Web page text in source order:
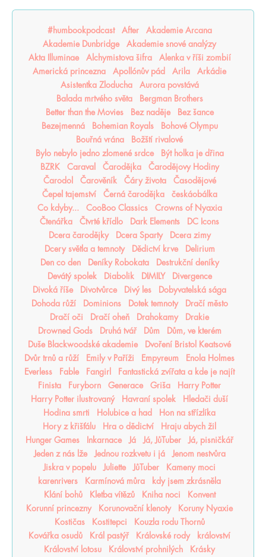
#humbookpodcast After
Akademie Arcana
Akademie Dunbridge
Akademie snové analýzy
Akta Illuminae
Alchymistova šifra
Alenka v říši zombií
Americká princezna
Apollónův pád Arila
Arkádie
Asistentka Zloducha
Aurora povstává
Balada mrtvého světa
Bergman Brothers
Better than the Movies
Bez naděje
Bez šance
Bezejmenná
Bohemian Royals
Bohové Olympu
Bouřná vrána
Božští rivalové
Bylo nebylo jedno zlomené srdce
Být holka je dřina
BZRK
Caraval Čarodějka
Čarodějovy Hodiny
Čarodol
Čarověník Čáry života
Časodějové
Čepel tajemství
Černá čarodějka
českáobálka
Co kdyby...
CooBoo Classics
Crowns of Nyaxia
Čtenářka
Čtvrté křídlo Dark Elements
DC Icons
Dcera čarodějky
Dcera Sparty
Dcera zimy
Dcery světla a temnoty
Dědictví krve
Delirium
Den co den
Deníky Robokata
Destrukční deníky
Devátý spolek
Diabolik DIMILY
Divergence
Divoká říše
Divotvůrce Divý les
Dobyvatelská sága
Dohoda růží
Dominions Dotek temnoty
Dračí město
Dračí oči
Dračí oheň Drahokamy
Drakie
Drowned Gods
Druhá tvář Dům
Dům, ve kterém
Duše Blackwoodské akademie
Dvoření Bristol Keatsové
Dvůr trnů a růží
Emily v Paříži Empyreum
Enola Holmes
Everless
Fable Fangirl
Fantastická zvířata a kde je najít
Finista
Furyborn Generace Griša
Harry Potter
Harry Potter ilustrovaný
Havraní spolek
Hledači duší
Hodina smrti
Holubice a had
Hon na střízlíka
Hory z křišťálu
Hra o dědictví
Hraju abych žil
Hunger Games
Inkarnace Já Já, JůTuber
Já, pisničkář
Jeden z nás lže
Jednou rozkvetu i já
Jenom nestvůra
Jiskra v popelu
Juliette JůTuber
Kameny moci
karenrivers
Karmínová můra
kdy jsem zkrásněla
Klání bohů
Kletba vítězů Kniha noci
Konvent
Korunní princezny
Korunovační klenoty
Koruny Nyaxie
Kostičas
Kostitepci
Kouzla rodu Thornů
Kovářka osudů
Král pastýř Královské rody
království
Království lotosu
Království prohnilých Krásky